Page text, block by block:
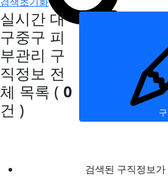
실시간 대
구중구 피
부관리 구
직정보 전
체 목록 ( 0
건 )
검색된 구직정보